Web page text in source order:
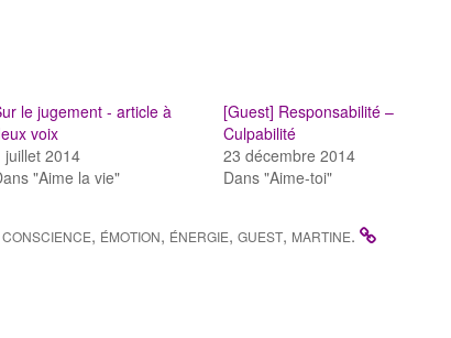
le jugement - article à
voix
juillet 2014
"Aime la vie"
[Guest] Responsabilité –
Culpabilité
23 décembre 2014
Dans "Aime-toi"
CONSCIENCE, ÉMOTION, ÉNERGIE, GUEST, MARTINE.